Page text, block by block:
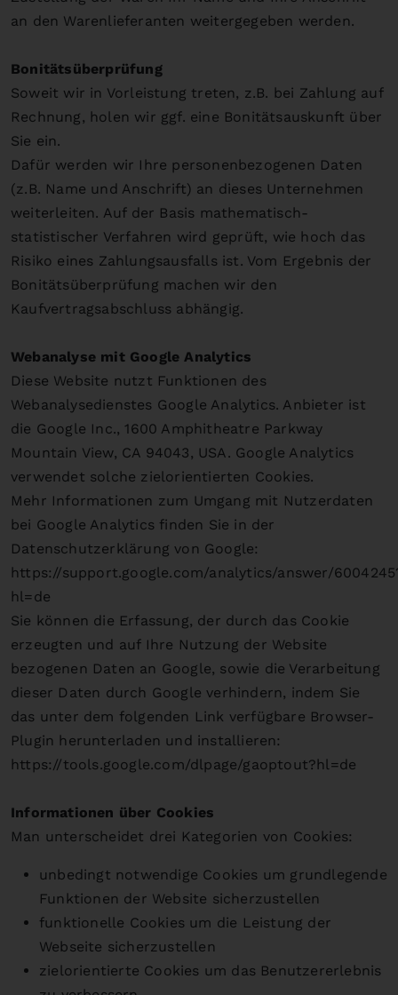
an den Warenlieferanten weitergegeben werden.
Bonitätsüberprüfung
Soweit wir in Vorleistung treten, z.B. bei Zahlung auf
Rechnung, holen wir ggf. eine Bonitätsauskunft über
Sie ein.
Dafür werden wir Ihre personenbezogenen Daten
(z.B. Name und Anschrift) an dieses Unternehmen
weiterleiten. Auf der Basis mathematisch-
statistischer Verfahren wird geprüft, wie hoch das
Risiko eines Zahlungsausfalls ist. Vom Ergebnis der
Bonitätsüberprüfung machen wir den
Kaufvertragsabschluss abhängig.
Webanalyse mit Google Analytics
Diese Website nutzt Funktionen des
Webanalysedienstes Google Analytics. Anbieter ist
die Google Inc., 1600 Amphitheatre Parkway
Mountain View, CA 94043, USA. Google Analytics
verwendet solche zielorientierten Cookies.
Mehr Informationen zum Umgang mit Nutzerdaten
bei Google Analytics finden Sie in der
Datenschutzerklärung von Google:
https://support.google.com/analytics/answer/
hl=de
Sie können die Erfassung, der durch das Cookie
erzeugten und auf Ihre Nutzung der Website
bezogenen Daten an Google, sowie die Verarbeitung
dieser Daten durch Google verhindern, indem Sie
das unter dem folgenden Link verfügbare Browser-
Plugin herunterladen und installieren:
https://tools.google.com/dlpage/gaoptout?hl=de
Informationen über Cookies
Man unterscheidet drei Kategorien von Cookies:
unbedingt notwendige Cookies um grundlegende
Funktionen der Website sicherzustellen
funktionelle Cookies um die Leistung der
Webseite sicherzustellen
zielorientierte Cookies um das Benutzererlebnis